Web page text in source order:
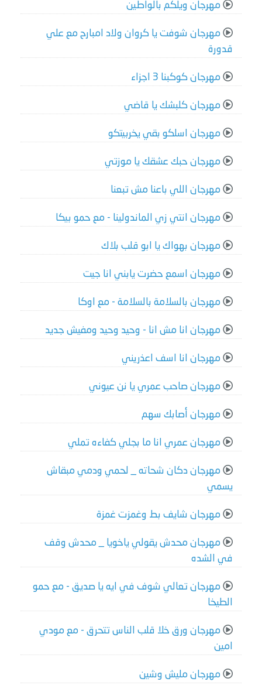
مهرجان ويلكم بالواطين
مهرجان شوفت يا كروان ولاد امبارح مع علي
قدورة
مهرجان كوكبنا 3 اجزاء
مهرجان كلبشك يا قاضي
مهرجان اسلكو بقي يخربيتكو
مهرجان حبك عشقك يا موزتي
مهرجان اللي باعنا مش تبعنا
مهرجان انتي زي الماندولينا - مع حمو بيكا
مهرجان بهواك يا ابو قلب بلاك
مهرجان اسمع حضرت يابني انا جيت
مهرجان بالسلامة بالسلامة - مع اوكا
مهرجان انا مش انا - وحيد وحيد ومفيش جديد
مهرجان انا اسف اعذريني
مهرجان صاحب عمري يا نن عيوني
مهرجان أصابك سهم
مهرجان عمري انا ما بجلي كفاءه تملي
مهرجان دكان شحاته _ لحمي ودمي مبقاش
يسمي
مهرجان شايف بط وغمزت غمزة
مهرجان محدش يقولي ياخويا _ محدش وقف
في الشده
مهرجان تعالي شوف في ايه يا صديق - مع حمو
الطيخا
مهرجان ورق خلا قلب الناس تتحرق - مع مودي
امين
مهرجان مليش وشين